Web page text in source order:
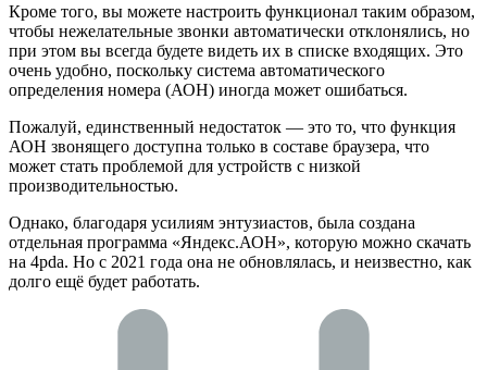
Кроме того, вы можете настроить функционал таким образом,
чтобы нежелательные звонки автоматически отклонялись, но
при этом вы всегда будете видеть их в списке входящих. Это
очень удобно, поскольку система автоматического
определения номера (АОН) иногда может ошибаться.
Пожалуй, единственный недостаток — это то, что функция
АОН звонящего доступна только в составе браузера, что
может стать проблемой для устройств с низкой
производительностью.
Однако, благодаря усилиям энтузиастов, была создана
отдельная программа «Яндекс.АОН», которую можно скачать
на 4pda. Но с 2021 года она не обновлялась, и неизвестно, как
долго ещё будет работать.